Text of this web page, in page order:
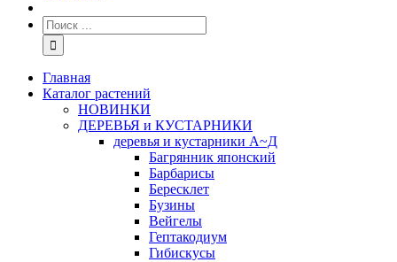
Главная
Каталог растений
НОВИНКИ
ДЕРЕВЬЯ и КУСТАРНИКИ
деревья и кустарники А~Д
Багрянник японский
Барбарисы
Бересклет
Бузины
Вейгелы
Гептакодиум
Гибискусы